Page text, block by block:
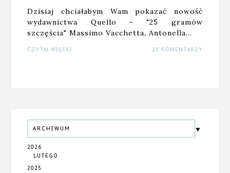
Dzisiaj chciałabym Wam pokazać nowość
wydawnictwa Quello - "25 gramów
szczęścia" Massimo Vacchetta, Antonella…
CZYTAJ WIĘCEJ 25 KOMENTARZY
ARCHIWUM
2026
LUTEGO
2025